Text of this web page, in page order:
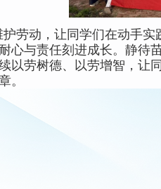
护劳动，让同学们在动手
心与责任刻进成长。静待
以劳树德、以劳增智，让
。